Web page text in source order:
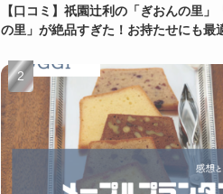
【口コミ】祇園辻利の「ぎおんの里」
の里」が絶品すぎた！お持たせにも最